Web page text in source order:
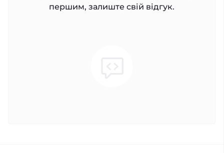
першим, залиште свій відгук.